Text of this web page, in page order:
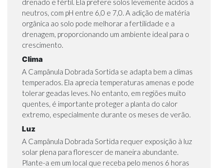
drenado e fértil. Ela prefere solos levemente ácidos a
neutros, com pH entre 6,0 e 7,0. A adição de matéria
orgânica ao solo pode melhorar a fertilidade e a
drenagem, proporcionando um ambiente ideal para o
crescimento.
Clima
A Campânula Dobrada Sortida se adapta bem a climas
temperados. Ela aprecia temperaturas amenas e pode
tolerar geadas leves. No entanto, em regiões muito
quentes, é importante proteger a planta do calor
extremo, especialmente durante os meses de verão.
Luz
A Campânula Dobrada Sortida requer exposição à luz
solar plena para florescer de maneira abundante.
Plante-a em um local que receba pelo menos 6 horas